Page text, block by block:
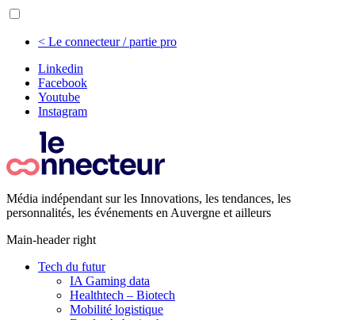
< Le connecteur / partie pro
Linkedin
Facebook
Youtube
Instagram
Média indépendant sur les Innovations, les tendances, les
personnalités, les événements en Auvergne et ailleurs
Main-header right
Tech du futur
IA Gaming data
Healthtech – Biotech
Mobilité logistique